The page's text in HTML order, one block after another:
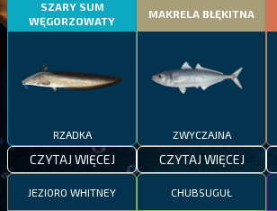
SZARY SUM
WĘGORZOWATY
RZADKA
CZYTAJ WIĘCEJ
MAKRELA BŁĘKITNA
ZWYCZAJNA
CZYTAJ WIĘCEJ
JEZIORO WHITNEY CHUBSUGUŁ